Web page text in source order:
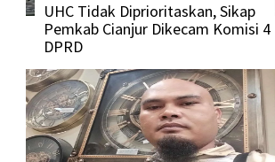
UHC Tidak Diprioritaskan, Sikap
Pemkab Cianjur Dikecam Komisi 4
DPRD